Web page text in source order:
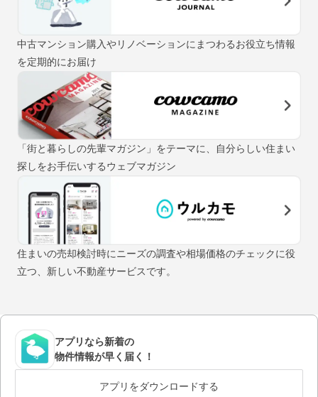
中古マンション購入やリノベーションにまつわるお役立ち情報
を定期的にお届け
「街と暮らしの先輩マガジン」をテーマに、自分らしい住まい
探しをお手伝いするウェブマガジン
住まいの売却検討時にニーズの調査や相場価格のチェックに役
立つ、新しい不動産サービスです。
アプリなら新着の
物件情報が早く届く！
アプリをダウンロードする